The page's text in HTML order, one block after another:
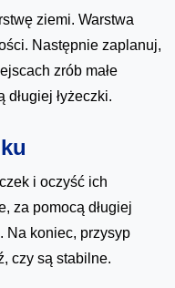
ziemi. Warstwa
Następnie zaplanuj,
zrób małe
łyżeczki.
i oczyść ich
za pomocą długiej
Na koniec, przysyp
czy są stabilne.